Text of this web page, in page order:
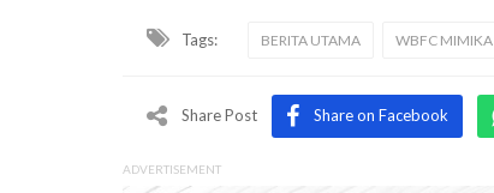
Tags: BERITA UTAMA WBFC MIMIKA
Share Post Share on Facebook
ADVERTISEMENT